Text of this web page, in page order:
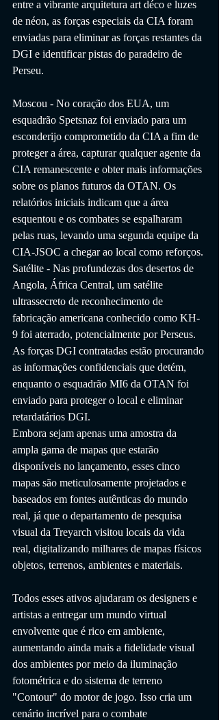
entre a vibrante arquitetura art déco e luzes
de néon, as forças especiais da CIA foram
enviadas para eliminar as forças restantes da
DGI e identificar pistas do paradeiro de
Perseu.
Moscou - No coração dos EUA, um
esquadrão Spetsnaz foi enviado para um
esconderijo comprometido da CIA a fim de
proteger a área, capturar qualquer agente da
CIA remanescente e obter mais informações
sobre os planos futuros da OTAN. Os
relatórios iniciais indicam que a área
esquentou e os combates se espalharam
pelas ruas, levando uma segunda equipe da
CIA-JSOC a chegar ao local como reforços.
Satélite - Nas profundezas dos desertos de
Angola, África Central, um satélite
ultrassecreto de reconhecimento de
fabricação americana conhecido como KH-
9 foi aterrado, potencialmente por Perseus.
As forças DGI contratadas estão procurando
as informações confidenciais que detém,
enquanto o esquadrão MI6 da OTAN foi
enviado para proteger o local e eliminar
retardatários DGI.
Embora sejam apenas uma amostra da
ampla gama de mapas que estarão
disponíveis no lançamento, esses cinco
mapas são meticulosamente projetados e
baseados em fontes autênticas do mundo
real, já que o departamento de pesquisa
visual da Treyarch visitou locais da vida
real, digitalizando milhares de mapas físicos
objetos, terrenos, ambientes e materiais.
Todos esses ativos ajudaram os designers e
artistas a entregar um mundo virtual
envolvente que é rico em ambiente,
aumentando ainda mais a fidelidade visual
dos ambientes por meio da iluminação
fotométrica e do sistema de terreno
"Contour" do motor de jogo. Isso cria um
cenário incrível para o combate